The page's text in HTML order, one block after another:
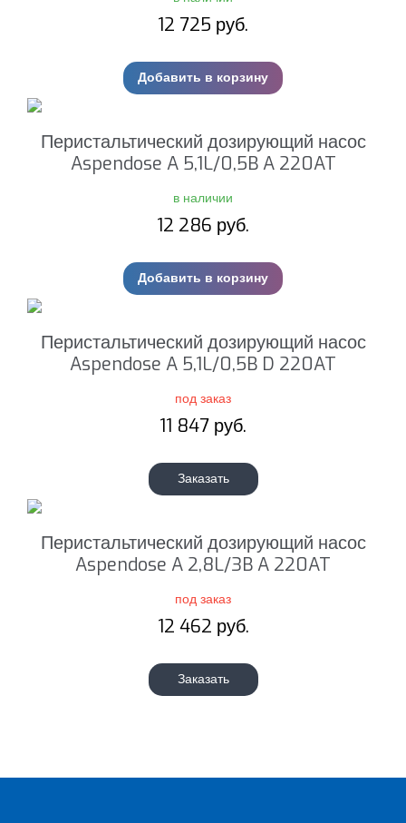
12 725 руб.
Добавить в корзину
Перистальтический дозирующий насос
Aspendose A 5,1L/0,5B A 220AT
в наличии
12 286 руб.
Добавить в корзину
Перистальтический дозирующий насос
Aspendose A 5,1L/0,5B D 220AT
под заказ
11 847 руб.
Заказать
Перистальтический дозирующий насос
Aspendose A 2,8L/3B A 220AT
под заказ
12 462 руб.
Заказать